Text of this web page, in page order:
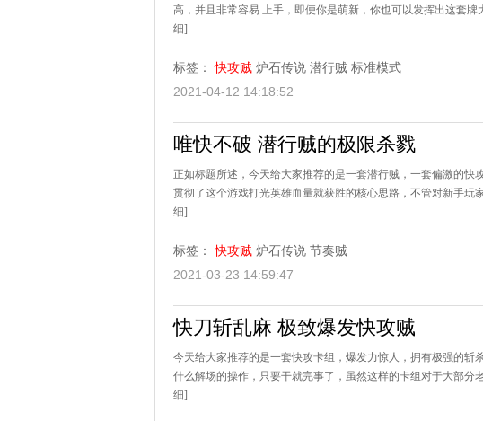
高，并且非常容易 上手，即便你是萌新，你也可以发挥出这套
细]
标签： 快攻贼 炉石传说 潜行贼 标准模式
2021-04-12 14:18:52
唯快不破 潜行贼的极限杀戮
正如标题所述，今天给大家推荐的是一套潜行贼，一套偏激的
贯彻了这个游戏打光英雄血量就获胜的核心思路，不管对新手玩
细]
标签： 快攻贼 炉石传说 节奏贼
2021-03-23 14:59:47
快刀斩乱麻 极致爆发快攻贼
今天给大家推荐的是一套快攻卡组，爆发力惊人，拥有极强的
什么解场的操作，只要干就完事了，虽然这样的卡组对于大部分
细]